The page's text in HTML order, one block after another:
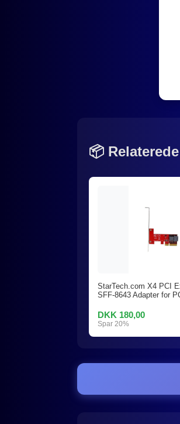
📦
StarTech.com X4 PCI
SFF-8643 Adapter for
DKK 180,00
Spar 20%